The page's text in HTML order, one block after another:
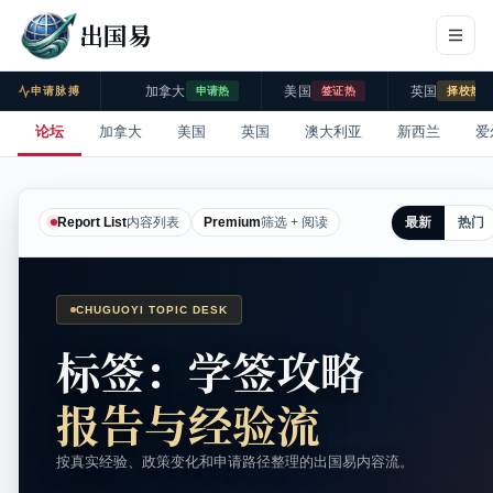
出国易
申请脉搏 加拿大 申请热 美国 签证热 英国 择校热
论坛 加拿大 美国 英国 澳大利亚 新西兰 爱
Report List内容列表 Premium筛选 + 阅读 最新 热门
CHUGUOYI TOPIC DESK
标签：学签攻略
报告与经验流
按真实经验、政策变化和申请路径整理的出国易内容流。